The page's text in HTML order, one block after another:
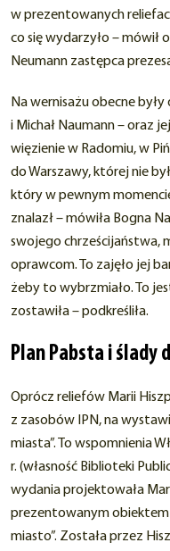
w prezentowanych
co się wydarzyło – mówił
Neumann zastępca
Na wernisażu obecne
i Michał Naumann – oraz
więzienie w Radomiu, w
do Warszawy, której nie
który w pewnym
znalazł – mówiła Bogna
swojego chrześcijaństwa,
oprawcom. To zajęło jej
żeby to wybrzmiało. To
zostawiła – podkreśliła.
Plan Pabsta i ślady
Oprócz reliefów Marii
z zasobów IPN, na
miasta”. To wspomnienia
r. (własność Biblioteki
wydania projektowała
prezentowanym obiektem
miasto”. Została przez